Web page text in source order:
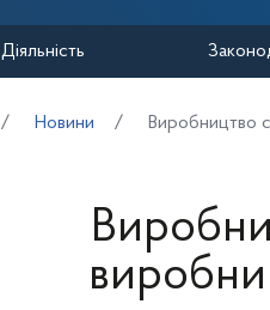
Діяльність
Новини Виробництво